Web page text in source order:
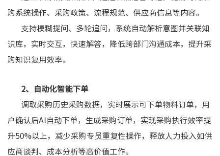
购系统操作、采购政策、流程规范、供应商信息等内容。
支持模糊提问、多轮追问，系统自动解析意图并关联知
识库，实时交互，快速解答，降低跨部门沟通成本，提升采
购知识复用效率。
2、自动化智能下单
调取采购历史采购数据，实时展示可下单物料订单，用
户确认后AI自动下单，生成采购订单，实现采购执行效率提
升50%以上，减少采购专员重复性操作，释放人力投入如供
应商谈判、成本分析等高价值工作。